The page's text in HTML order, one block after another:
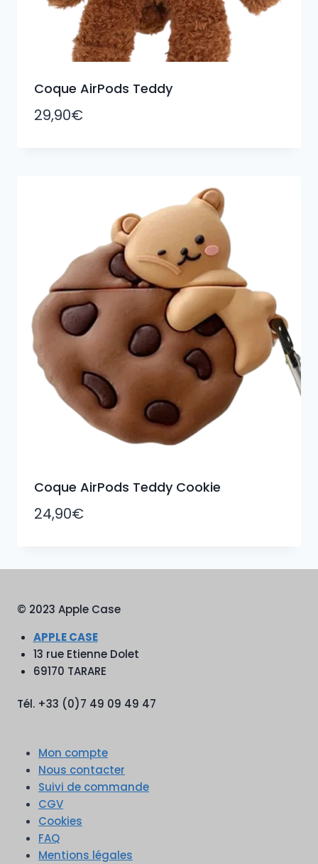
Coque AirPods Teddy
29,90€
Coque AirPods Teddy Cookie
24,90€
© 2023 Apple Case
APPLE CASE
13 rue Etienne Dolet
69170 TARARE
Tél. +33 (0)7 49 09 49 47
Mon compte
Nous contacter
Suivi de commande
CGV
Cookies
FAQ
Mentions légales